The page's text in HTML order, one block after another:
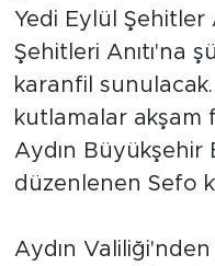
Yedi Eylül Şehitler
Şehitleri Anıtı'na
karanfil
kutlamalar akşam
Aydın Büyükşehir
düzenlenen Sefo
Aydın